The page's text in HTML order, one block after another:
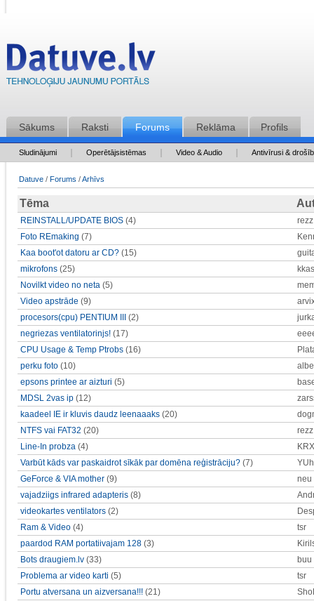
Sākums Raksti Forums Reklāma Profils
Sludinājumi Operētājsistēmas Video & Audio Antivīrusi &
Datuve / Forums /Arhīvs
Tēma
REINSTALL/UPDATE BIOS (4)
rezz
Foto REmaking (7)
Kaa boot'ot datoru ar CD? (15)
mikrofons (25)
kkas
Novilkt video no neta (5)
Video apstrāde (9)
procesors(cpu) PENTIUM III
(2)
negriezas ventilatorinjs! (17)
CPU Usage & Temp Ptrobs (16)
perku foto (10)
epsons printee ar aizturi (5)
MDSL 2vas ip (12)
kaadeel IE ir kluvis daudz leenaaaks (20)
NTFS vai FAT32 (20)
rezz
Line-In probza (4)
KRX
Varbūt kāds var paskaidrot sīkāk par domēna reģistrāciju? (7)
GeForce & VIA mother (9)
neu
vajadziigs infrared adapteris (8)
videokartes ventilators (2)
Ram & Video (4)
tsr
paardod RAM portatiivajam 128 (3)
Bots draugiem.lv (33)
buu
Problema ar video karti (5)
tsr
Portu atversana un aizversana!!! (21)